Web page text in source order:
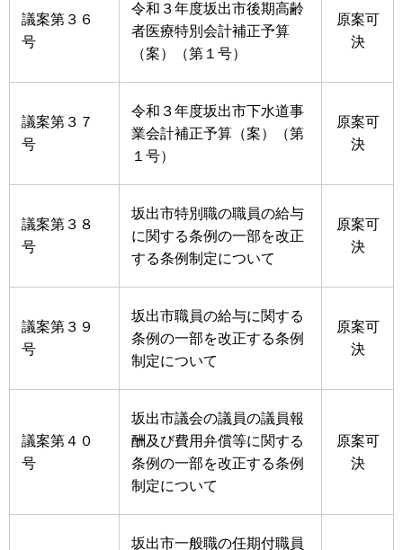
議案第３６
号
令和３年度坂出市後期高齢
者医療特別会計補正予算
（案）（第１号）
原案可
決
議案第３７
号
令和３年度坂出市下水道事
業会計補正予算（案）（第
１号）
原案可
決
議案第３８
号
坂出市特別職の職員の給与
に関する条例の一部を改正
する条例制定について
原案可
決
議案第３９
号
坂出市職員の給与に関する
条例の一部を改正する条例
制定について
原案可
決
議案第４０
号
坂出市議会の議員の議員報
酬及び費用弁償等に関する
条例の一部を改正する条例
制定について
原案可
決
坂出市一般職の任期付職員